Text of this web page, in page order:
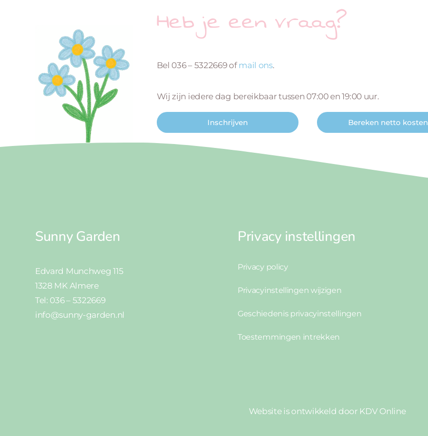
Heb je een vraag?
Bel 036 – 5322669 of mail ons.
Wij zijn iedere dag bereikbaar tussen 07:00 en 19:00 uur.
Inschrijven Bereken netto kosten
Sunny Garden
Edvard Munchweg 115
1328 MK Almere
Tel: 036 – 5322669
info@sunny-garden.nl
Privacy instellingen
Privacy policy
Privacyinstellingen wijzigen
Geschiedenis privacyinstellingen
Toestemmingen intrekken
Website is ontwikkeld door KDV Online